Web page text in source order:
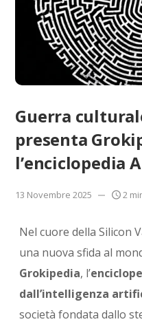
Guerra
presenta
l’enciclopedia
13 Novembre 2025 2
Nel cuore della Silicon
una nuova sfida al
Grokipedia, l’
dall’intelligenza
società fondata dallo